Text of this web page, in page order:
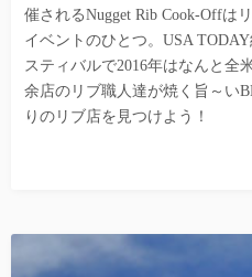
催されるNugget Rib Cook-Offは
イベントのひとつ。USA
スティバルで2016年はなんと全
余店のリブ職人達が焼く旨～い
りのリブ店を見つけよう！